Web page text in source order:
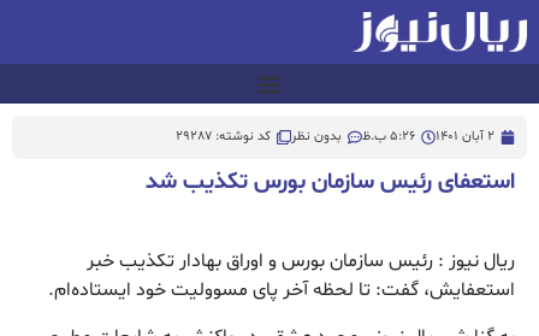
2 آبان 1401 5:26 ب.ظ بدون نظر کد نوشته: 29287
استعفای رئیس سازمان بورس تکذیب شد
ریال نیوز : رئیس سازمان بورس و اوراق بهادار تکذیب خبر
استعفایش، گفت: تا لحظه آخر پای مسوولیت خود ایستاده‌ام.